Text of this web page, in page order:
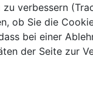
verbessern
ob Sie die
bei einer
der Seite zur